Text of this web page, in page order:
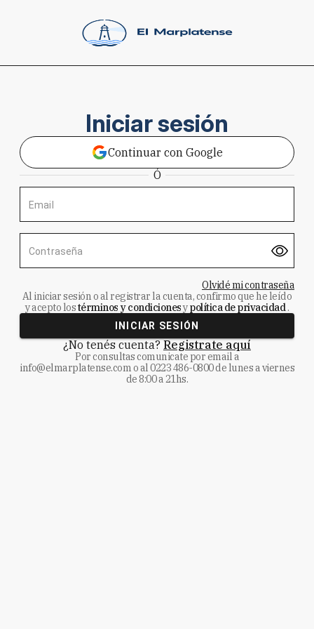
Iniciar sesión
Continuar con Google
Ó
Email
Contraseña
Olvidé mi contraseña
Al iniciar sesión o al registrar la cuenta, confirmo que he leído
y acepto lostérminos y condicionesypolítica de privacidad.
INICIAR SESIÓN
¿No tenés cuenta? Registrate aquí
Por consultas comunicate por email a
info@elmarplatense.como al0223 486-0800de lunes a viernes
de 8:00 a 21hs.